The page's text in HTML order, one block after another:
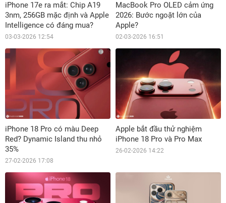
iPhone 17e ra mắt: Chip A19
3nm, 256GB mặc định và Apple
Intelligence có đáng mua?
03-03-2026 12:54
MacBook Pro OLED cảm ứng
2026: Bước ngoặt lớn của
Apple?
02-03-2026 16:51
iPhone 18 Pro có màu Deep
Red? Dynamic Island thu nhỏ
35%
27-02-2026 17:08
Apple bắt đầu thử nghiệm
iPhone 18 Pro và Pro Max
26-02-2026 14:22